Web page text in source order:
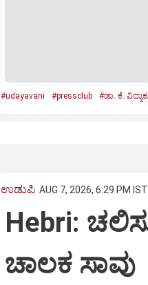
#udayavani #pressclub #ಡಾ. ಕೆ.
ಉಡುಪಿ AUG 7, 2026, 6:29 PM IST
Hebri:
ಚಾಲಕ ಸಾವು